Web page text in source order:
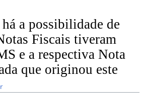
a possibilidade de
Fiscais tiveram
e a respectiva Nota
que originou este